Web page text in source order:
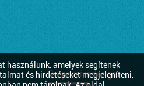
használunk, amelyek segítenek
és hirdetéseket megjeleníteni,
Responsive design